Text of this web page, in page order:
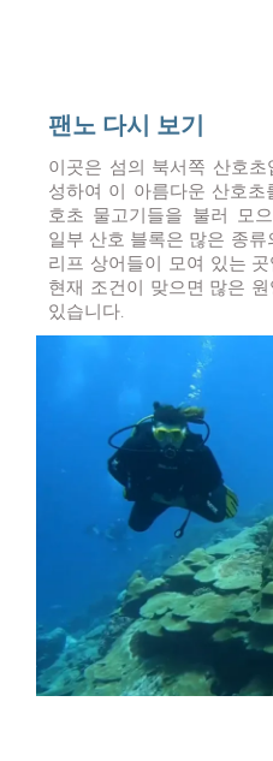
팬노 다시 보기
이곳은 섬의 북서쪽 산호
성하여 이 아름다운 산호
호초 물고기들을 불러 모
일부 산호 블록은 많은 종류
리프 상어들이 모여 있는
현재 조건이 맞으면 많은
있습니다.